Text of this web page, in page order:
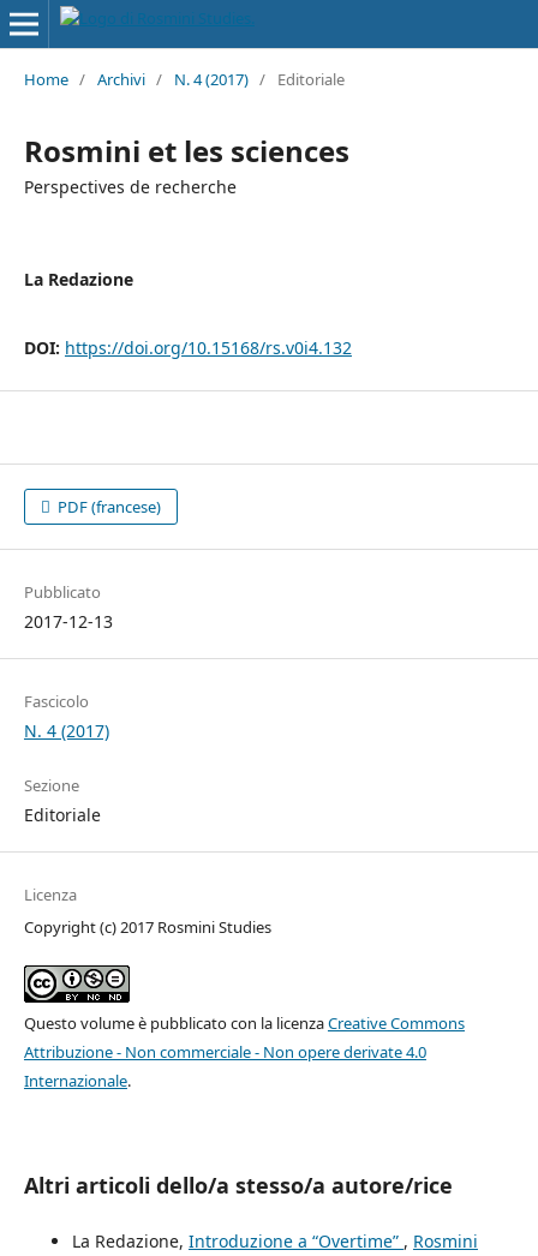
Home / Archivi / N. 4 (2017) / Editoriale
Rosmini et les sciences
Perspectives de recherche
La Redazione
DOI: https://doi.org/10.15168/rs.v0i4.132
PDF (francese)
Pubblicato
2017-12-13
Fascicolo
N. 4 (2017)
Sezione
Editoriale
Licenza
Copyright (c) 2017 Rosmini Studies
Questo volume è pubblicato con la licenzaCreative Commons
Attribuzione - Non commerciale - Non opere derivate 4.0
Internazionale.
Altri articoli dello/a stesso/a autore/rice
La Redazione, Introduzione a “Overtime” , Rosmini